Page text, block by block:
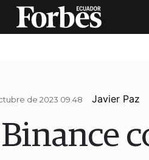
de 2023 09.48 Javier Paz